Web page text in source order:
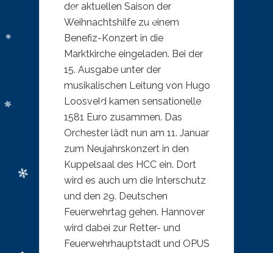
der aktuellen Saison der
Weihnachtshilfe zu einem
Benefiz-Konzert in die
Marktkirche eingeladen. Bei der
15. Ausgabe unter der
musikalischen Leitung von Hugo
Loosveld kamen sensationelle
1581 Euro zusammen. Das
Orchester lädt nun am 11. Januar
zum Neujahrskonzert in den
Kuppelsaal des HCC ein. Dort
wird es auch um die Interschutz
und den 29. Deutschen
Feuerwehrtag gehen. Hannover
wird dabei zur Retter- und
Feuerwehrhauptstadt und OPUS